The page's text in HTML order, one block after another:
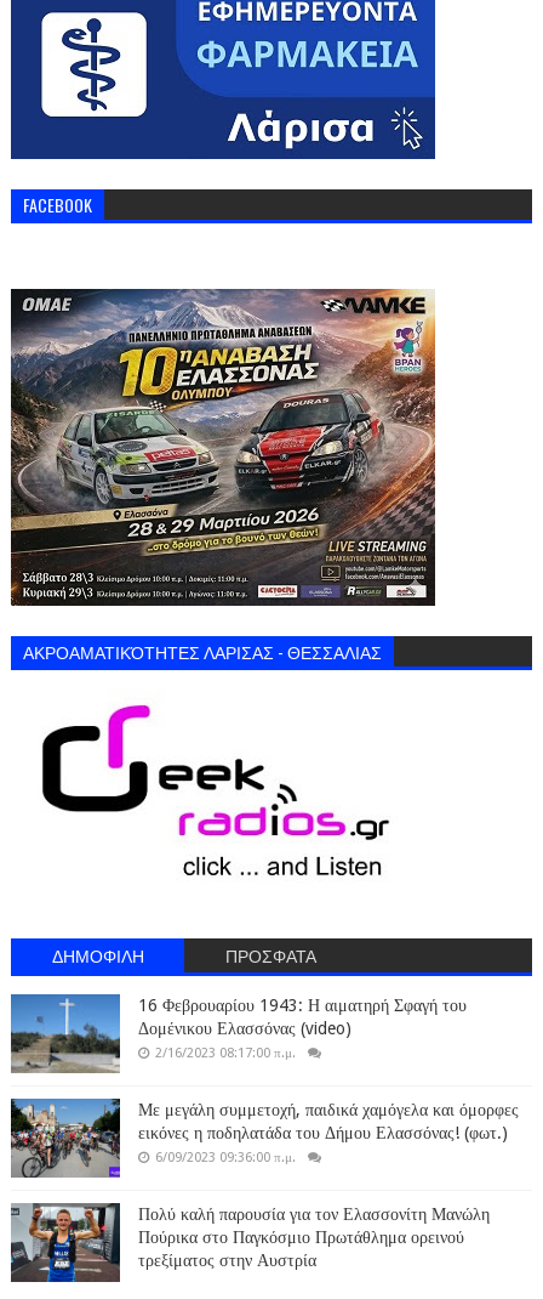
FACEBOOK
ΑΚΡΟΑΜΑΤΙΚΌΤΗΤΕΣ ΛΑΡΙΣΑΣ - ΘΕΣΣΑΛΙΑΣ
ΔΗΜΟΦΙΛΗ ΠΡΟΣΦΑΤΑ
16 Φεβρουαρίου 1943: Η αιματηρή Σφαγή του
Δομένικου Ελασσόνας (video)
2/16/2023 08:17:00 π.μ.
Με μεγάλη συμμετοχή, παιδικά χαμόγελα και όμορφες
εικόνες η ποδηλατάδα του Δήμου Ελασσόνας! (φωτ.)
6/09/2023 09:36:00 π.μ.
Πολύ καλή παρουσία για τον Ελασσονίτη Μανώλη
Πούρικα στο Παγκόσμιο Πρωτάθλημα ορεινού
τρεξίματος στην Αυστρία